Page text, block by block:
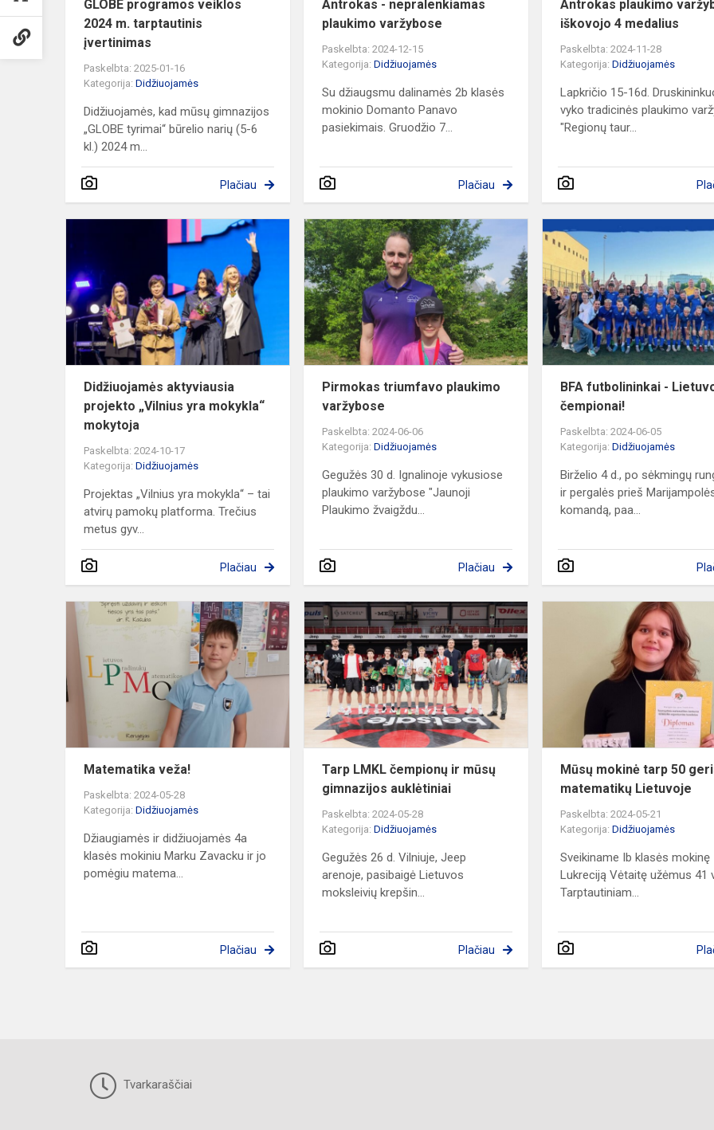
GLOBE programos veiklos
2024 m. tarptautinis
įvertinimas
Paskelbta: 2025-01-16
Kategorija: Didžiuojamės
Didžiuojamės, kad mūsų gimnazijos
„GLOBE tyrimai“ būrelio narių (5-6
kl.) 2024 m...
Plačiau
Antrokas - nepralenkiamas
plaukimo varžybose
Paskelbta: 2024-12-15
Kategorija:Didžiuojamės
Su džiaugsmu dalinamės 2b klasės
mokinio Domanto Panavo
pasiekimais. Gruodžio 7...
Plačiau
Antrokas plaukimo
iškovojo 4 medalius
Paskelbta: 2024-11-28
Kategorija:Didžiuojamės
Lapkričio 15-16d.
vyko tradicinės plaukimo
"Regionų taur...
Didžiuojamės
aktyviausia
projekto
„Vilnius
yra
mokykla“
mok...
Didžiuojamės aktyviausia
projekto „Vilnius yra mokykla“
mokytoja
Paskelbta: 2024-10-17
Kategorija: Didžiuojamės
Projektas „Vilnius yra mokykla“ – tai
atvirų pamokų platforma. Trečius
metus gyv...
Plačiau
Pirmokas
triumfavo
plaukimo
varžybose
Pirmokas triumfavo plaukimo
varžybose
Paskelbta: 2024-06-06
Kategorija:Didžiuojamės
Gegužės 30 d. Ignalinoje vykusiose
plaukimo varžybose "Jaunoji
Plaukimo žvaigždu...
Plačiau
BFA futbolininkai -
čempionai!
Paskelbta: 2024-06-05
Kategorija:Didžiuojamės
Birželio 4 d., po sėkmingų
ir pergalės prieš
komandą, paa...
Matematika
veža!
Matematika veža!
Paskelbta: 2024-05-28
Kategorija: Didžiuojamės
Džiaugiamės ir didžiuojamės 4a
klasės mokiniu Marku Zavacku ir jo
pomėgiu matema...
Plačiau
Tarp
LMKL
čempionų
ir
mūsų
gimnazijos
Tarp LMKL čempionų ir mūsų
gimnazijos auklėtiniai
Paskelbta: 2024-05-28
Kategorija:Didžiuojamės
Gegužės 26 d. Vilniuje, Jeep
arenoje, pasibaigė Lietuvos
moksleivių krepšin...
Plačiau
Mūsų mokinė tarp 50
matematikų Lietuvoje
Paskelbta: 2024-05-21
Kategorija:Didžiuojamės
Sveikiname Ib klasės mokinę
Lukreciją Vėtaitę užėmus 41
Tarptautiniam...
Tvarkaraščiai